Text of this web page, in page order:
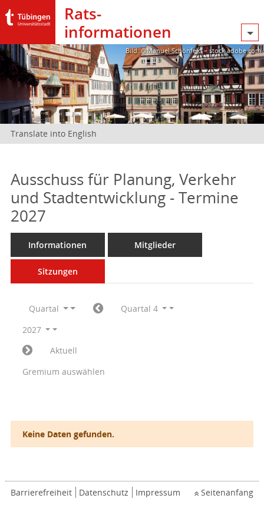
Rats­
informationen
Bild: @Manuel Schönfeld – stock.adobe.com
Translate into English
Ausschuss für Planung, Verkehr
und Stadtentwicklung - Termine
2027
Informationen Mitglieder
Sitzungen
Quartal
Quartal 4
2027
Aktuell
Gremium auswählen
Keine Daten gefunden.
Barrierefreiheit Datenschutz Impressum Seitenanfang